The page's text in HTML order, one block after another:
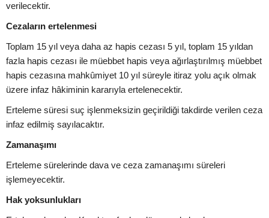
verilecektir.
Cezaların ertelenmesi
Toplam 15 yıl veya daha az hapis cezası 5 yıl, toplam 15 yıldan
fazla hapis cezası ile müebbet hapis veya ağırlaştırılmış müebbet
hapis cezasına mahkûmiyet 10 yıl süreyle itiraz yolu açık olmak
üzere infaz hâkiminin kararıyla ertelenecektir.
Erteleme süresi suç işlenmeksizin geçirildiği takdirde verilen ceza
infaz edilmiş sayılacaktır.
Zamanaşımı
Erteleme sürelerinde dava ve ceza zamanaşımı süreleri
işlemeyecektir.
Hak yoksunlukları